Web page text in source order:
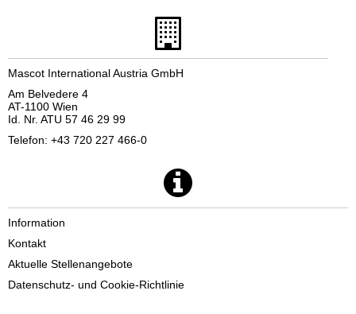
Mascot International Austria GmbH
Am Belvedere 4
AT-1100 Wien
Id. Nr. ATU 57 46 29 99
Telefon: +43 720 227 466-0
Information
Kontakt
Aktuelle Stellenangebote
Datenschutz- und Cookie-Richtlinie